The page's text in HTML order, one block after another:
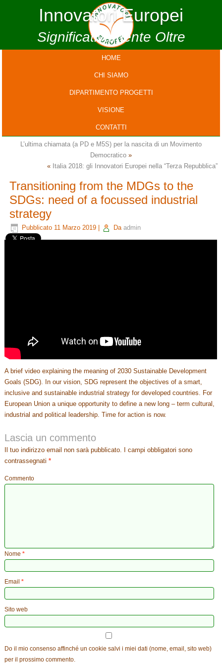
Innovatori Europei
Significativamente Oltre
HOME
CHI SIAMO
DIPARTIMENTO PROGETTI
VISIONE
CONTATTI
L’ultima chiamata (a PD e M5S) per la nascita di un Movimento
Democratico »
« Italia 2018: gli Innovatori Europei nella “Terza Repubblica”
Transitioning from the MDGs to the
SDGs: need of a focussed industrial
strategy
Pubblicato 11 Marzo 2019 Da admin
A brief video explaining the meaning of 2030 Sustainable Development
Goals (SDG). In our vision, SDG represent the objectives of a smart,
inclusive and sustainable industrial strategy for developed countries. For
European Union a unique opportunity to define a new long – term cultural,
industrial and political leadership. Time for action is now.
Lascia un commento
Il tuo indirizzo email non sarà pubblicato. I campi obbligatori sono
contrassegnati*
Commento
Nome*
Email*
Sito web
Do il mio consenso affinché un cookie salvi i miei dati (nome, email, sito web)
per il prossimo commento.